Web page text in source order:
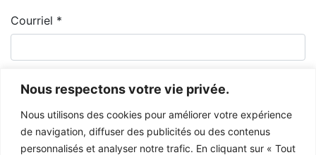
Nous respectons votre vie privée.
Nous utilisons des cookies pour améliorer votre expérience
de navigation, diffuser des publicités ou des contenus
personnalisés et analyser notre trafic. En cliquant sur « Tout
Courriel *